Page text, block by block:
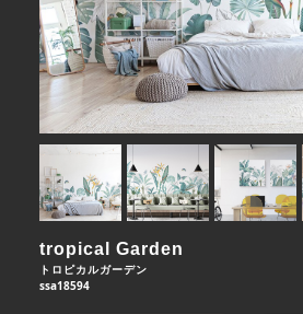
tropical Garden
トロピカルガーデン
ssa18594